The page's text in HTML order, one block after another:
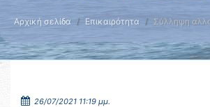
Αρχική σελίδα Επικαιρότητα Σύλληψη
26/07/2021 11:19 μμ.